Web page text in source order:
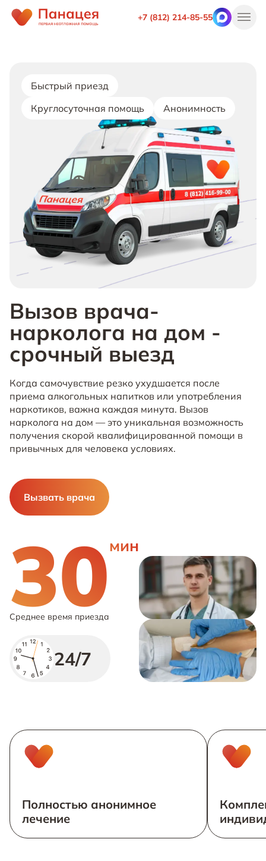
+7 (812) 214-85-55
Быстрый приезд
Круглосуточная помощь
Анонимность
Вызов врача-
нарколога на дом -
срочный выезд
Когда самочувствие резко ухудшается после
приема алкогольных напитков или употребления
наркотиков, важна каждая минута. Вызов
нарколога на дом — это уникальная возможность
получения скорой квалифицированной помощи в
привычных для человека условиях.
Вызвать врача
30мин
Среднее время приезда
24/7
Полностью анонимное
лечение